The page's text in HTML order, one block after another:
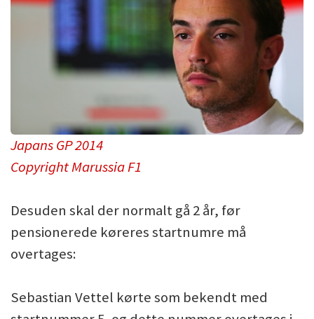
Japans GP 2014
Copyright Marussia F1
Desuden skal der normalt gå 2 år, før
pensionerede køreres startnumre må
overtages:
Sebastian Vettel kørte som bekendt med